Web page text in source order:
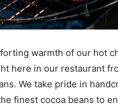
warmth of our hot
here in our restaurant
We take pride in
finest cocoa beans to